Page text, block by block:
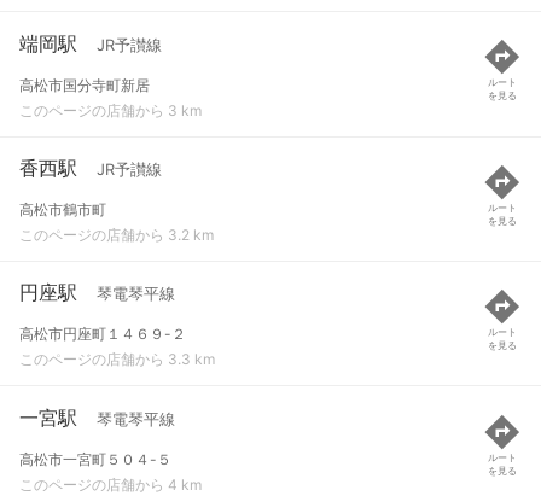
端岡駅 JR予讃線
高松市国分寺町新居
このページの店舗から 3 km
ルート
を見る
香西駅 JR予讃線
高松市鶴市町
このページの店舗から 3.2 km
ルート
を見る
円座駅 琴電琴平線
高松市円座町１４６９-２
このページの店舗から 3.3 km
ルート
を見る
一宮駅 琴電琴平線
高松市一宮町５０４-５
このページの店舗から 4 km
ルート
を見る